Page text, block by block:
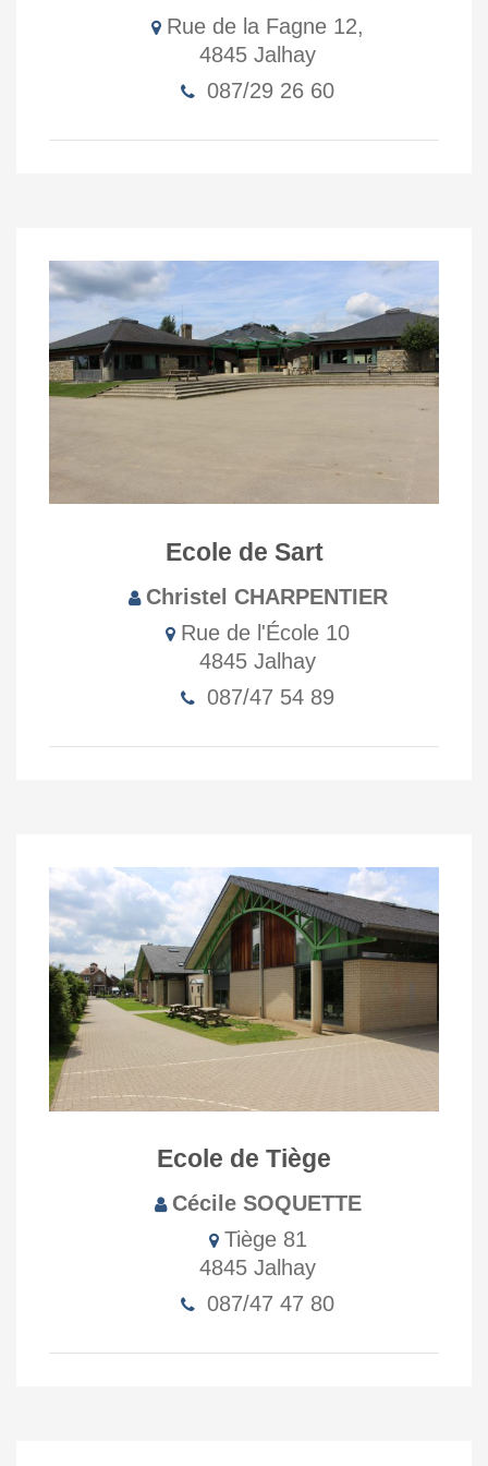
087/47 42 73
ecole.tiege@jalhay.be
Rue de la Fagne 12,
4845 Jalhay
087/29 26 60
Ecole de Sart
Christel CHARPENTIER
Rue de l'École 10
4845 Jalhay
087/47 54 89
Ecole de Tiège
Cécile SOQUETTE
Tiège 81
4845 Jalhay
087/47 47 80